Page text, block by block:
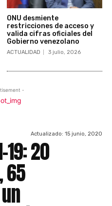
ONU desmiente
restricciones de acceso y
valida cifras oficiales del
Gobierno venezolano
ACTUALIDAD 3 julio, 2026
-